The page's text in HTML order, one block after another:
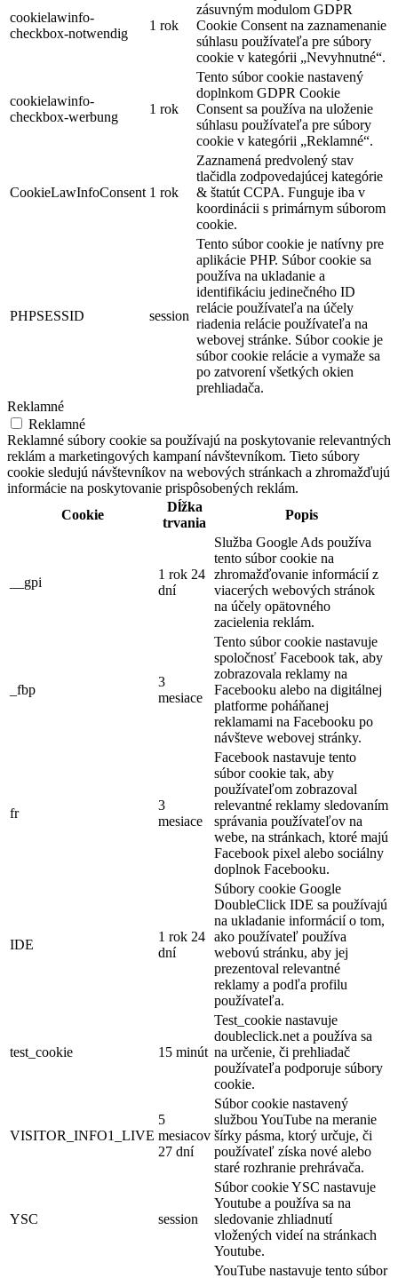
cookielawinfo-
checkbox-notwendig
1 rok
zásuvným modulom GDPR
Cookie Consent na zaznamenanie
súhlasu používateľa pre súbory
cookie v kategórii „Nevyhnutné“.
cookielawinfo-
checkbox-werbung
1 rok
Tento súbor cookie nastavený
doplnkom GDPR Cookie
Consent sa používa na uloženie
súhlasu používateľa pre súbory
cookie v kategórii „Reklamné“.
CookieLawInfoConsent 1 rok
Zaznamená predvolený stav
tlačidla zodpovedajúcej kategórie
& štatút CCPA. Funguje iba v
koordinácii s primárnym súborom
cookie.
PHPSESSID session
Tento súbor cookie je natívny pre
aplikácie PHP. Súbor cookie sa
používa na ukladanie a
identifikáciu jedinečného ID
relácie používateľa na účely
riadenia relácie používateľa na
webovej stránke. Súbor cookie je
súbor cookie relácie a vymaže sa
po zatvorení všetkých okien
prehliadača.
Reklamné
Reklamné
Reklamné súbory cookie sa používajú na poskytovanie relevantných
reklám a marketingových kampaní návštevníkom. Tieto súbory
cookie sledujú návštevníkov na webových stránkach a zhromažďujú
informácie na poskytovanie prispôsobených reklám.
Cookie
Dĺžka
trvania
Popis
__gpi
1 rok 24
dní
Služba Google Ads používa
tento súbor cookie na
zhromažďovanie informácií z
viacerých webových stránok
na účely opätovného
zacielenia reklám.
_fbp
3
mesiace
Tento súbor cookie nastavuje
spoločnosť Facebook tak, aby
zobrazovala reklamy na
Facebooku alebo na digitálnej
platforme poháňanej
reklamami na Facebooku po
návšteve webovej stránky.
fr
3
mesiace
Facebook nastavuje tento
súbor cookie tak, aby
používateľom zobrazoval
relevantné reklamy sledovaním
správania používateľov na
webe, na stránkach, ktoré majú
Facebook pixel alebo sociálny
doplnok Facebooku.
IDE
1 rok 24
dní
Súbory cookie Google
DoubleClick IDE sa používajú
na ukladanie informácií o tom,
ako používateľ používa
webovú stránku, aby jej
prezentoval relevantné
reklamy a podľa profilu
používateľa.
test_cookie 15 minút
Test_cookie nastavuje
doubleclick.net a používa sa
na určenie, či prehliadač
používateľa podporuje súbory
cookie.
VISITOR_INFO1_LIVE
5
mesiacov
27 dní
Súbor cookie nastavený
službou YouTube na meranie
šírky pásma, ktorý určuje, či
používateľ získa nové alebo
staré rozhranie prehrávača.
YSC session
Súbor cookie YSC nastavuje
Youtube a používa sa na
sledovanie zhliadnutí
vložených videí na stránkach
Youtube.
YouTube nastavuje tento súbor